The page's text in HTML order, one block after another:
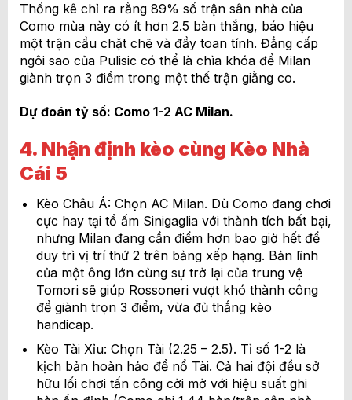
Thống kê chỉ ra rằng 89% số trận sân nhà của
Como mùa này có ít hơn 2.5 bàn thắng, báo hiệu
một trận cầu chặt chẽ và đầy toan tính. Đẳng cấp
ngôi sao của Pulisic có thể là chìa khóa để Milan
giành trọn 3 điểm trong một thế trận giằng co.
Dự đoán tỷ số: Como 1-2 AC Milan.
4. Nhận định kèo cùng Kèo Nhà
Cái 5
Kèo Châu Á: Chọn AC Milan. Dù Como đang chơi
cực hay tại tổ ấm Sinigaglia với thành tích bất bại,
nhưng Milan đang cần điểm hơn bao giờ hết để
duy trì vị trí thứ 2 trên bảng xếp hạng. Bản lĩnh
của một ông lớn cùng sự trở lại của trung vệ
Tomori sẽ giúp Rossoneri vượt khó thành công
để giành trọn 3 điểm, vừa đủ thắng kèo
handicap.
Kèo Tài Xỉu: Chọn Tài (2.25 – 2.5). Tỉ số 1-2 là
kịch bản hoàn hảo để nổ Tài. Cả hai đội đều sở
hữu lối chơi tấn công cởi mở với hiệu suất ghi